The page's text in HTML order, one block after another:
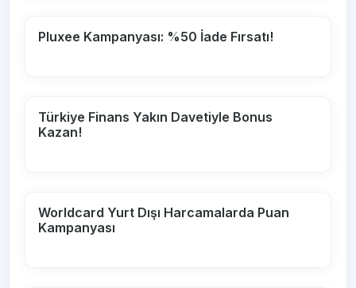
Pluxee Kampanyası: %50 İade Fırsatı!
Türkiye Finans Yakın Davetiyle Bonus
Kazan!
Worldcard Yurt Dışı Harcamalarda Puan
Kampanyası